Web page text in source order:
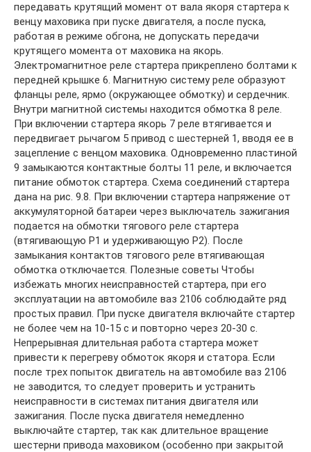
передавать крутящий момент от вала якоря стартера к
венцу маховика при пуске двигателя, а после пуска,
работая в режиме обгона, не допускать передачи
крутящего момента от маховика на якорь.
Электромагнитное реле стартера прикреплено болтами к
передней крышке 6. Магнитную систему реле образуют
фланцы реле, ярмо (окружающее обмотку) и сердечник.
Внутри магнитной системы находится обмотка 8 реле.
При включении стартера якорь 7 реле втягивается и
передвигает рычагом 5 привод с шестерней 1, вводя ее в
зацепление с венцом маховика. Одновременно пластиной
9 замыкаются контактные болты 11 реле, и включается
питание обмоток стартера. Схема соединений стартера
дана на рис. 9.8. При включении стартера напряжение от
аккумуляторной батареи через выключатель зажигания
подается на обмотки тягового реле стартера
(втягивающую Р1 и удерживающую Р2). После
замыкания контактов тягового реле втягивающая
обмотка отключается. Полезные советы Чтобы
избежать многих неисправностей стартера, при его
эксплуатации на автомобиле ваз 2106 соблюдайте ряд
простых правил. При пуске двигателя включайте стартер
не более чем на 10-15 с и повторно через 20-30 с.
Непрерывная длительная работа стартера может
привести к перегреву обмоток якоря и статора. Если
после трех попыток двигатель на автомобиле ваз 2106
не заводится, то следует проверить и устранить
неисправности в системах питания двигателя или
зажигания. После пуска двигателя немедленно
выключайте стартер, так как длительное вращение
шестерни привода маховиком (особенно при закрытой